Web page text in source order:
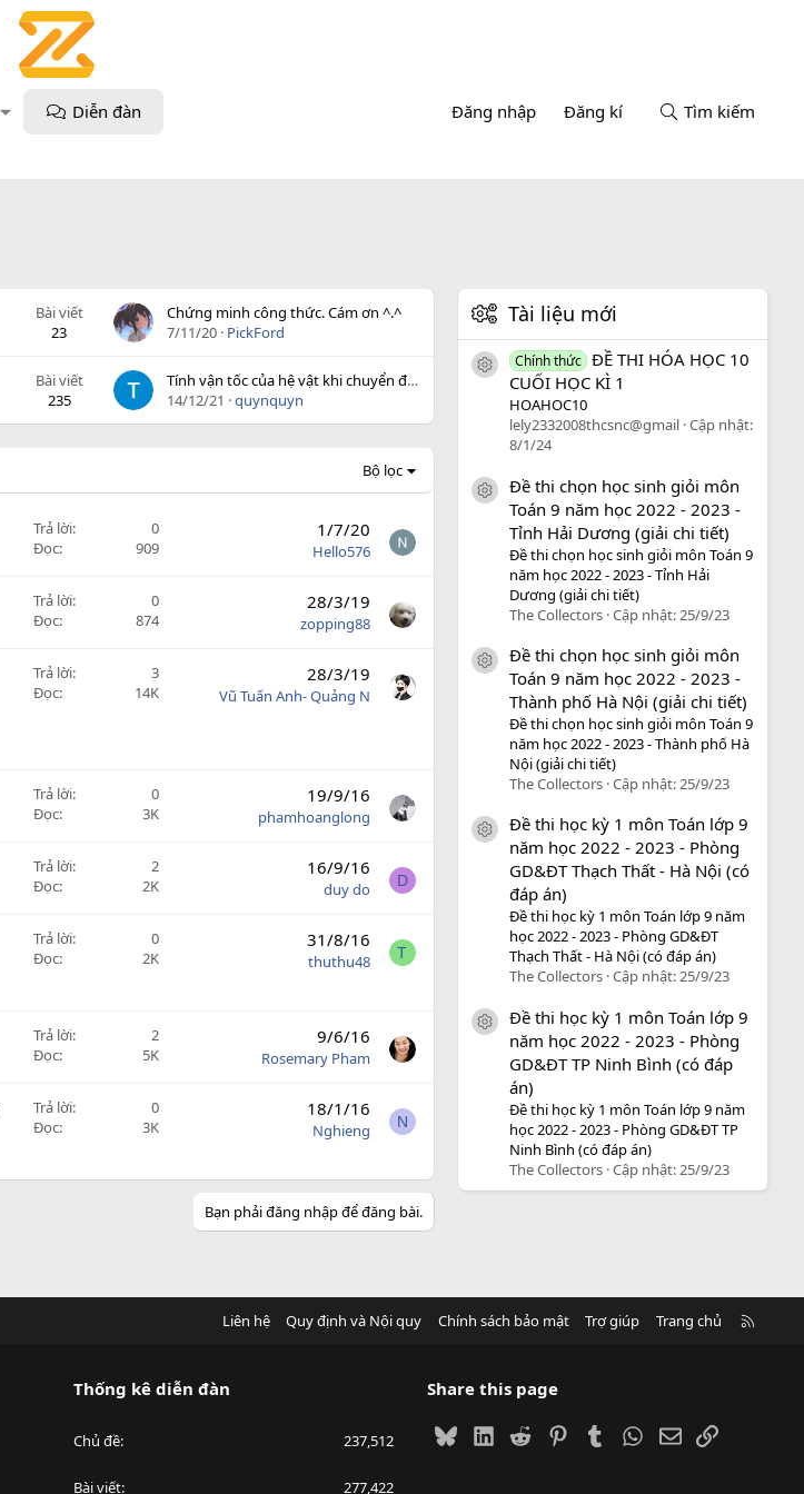
Diễn đàn Đăng nhập Đăng kí Tìm kiếm
Bài viết
23
Chứng minh công thức. Cám ơn ^.^
7/11/20 PickFord
Bài viết
235
Tính vận tốc của hệ vật khi chuyển động
14/12/21
quynquyn
Bộ lọc
Trả lời
0
Đọc
909
1/7/20
Hello576
Trả lời
0
Đọc
874
28/3/19
zopping88
Trả lời
3
Đọc
14K
28/3/19
Vũ Tuấn Anh- Quảng N
Trả lời
0
Đọc
3K
19/9/16
phamhoanglong
Trả lời
2
Đọc
2K
16/9/16
duy do D
Trả lời
0
Đọc
2K
31/8/16
thuthu48 T
Trả lời
2
Đọc
5K
9/6/16
Rosemary Pham
Trả lời
0
Đọc
3K
18/1/16
Nghieng N
Bạn phải đăng nhập để đăng bài.
Tài liệu mới
icon tài liệu
Chính thức ĐỀ THI HÓA HỌC 10
CUỐI HỌC KÌ 1
HOAHOC10
lely2332008thcsnc@gmail Cập nhật:
8/1/24
icon tài liệu
Đề thi chọn học sinh giỏi môn
Toán 9 năm học 2022 - 2023 -
Tỉnh Hải Dương (giải chi tiết)
Đề thi chọn học sinh giỏi môn Toán 9
năm học 2022 - 2023 - Tỉnh Hải
Dương (giải chi tiết)
The Collectors Cập nhật:25/9/23
icon tài liệu
Đề thi chọn học sinh giỏi môn
Toán 9 năm học 2022 - 2023 -
Thành phố Hà Nội (giải chi tiết)
Đề thi chọn học sinh giỏi môn Toán 9
năm học 2022 - 2023 - Thành phố Hà
Nội (giải chi tiết)
The Collectors Cập nhật:25/9/23
icon tài liệu
Đề thi học kỳ 1 môn Toán lớp 9
năm học 2022 - 2023 - Phòng
GD&ĐT Thạch Thất - Hà Nội (có
đáp án)
Đề thi học kỳ 1 môn Toán lớp 9 năm
học 2022 - 2023 - Phòng GD&ĐT
Thạch Thất - Hà Nội (có đáp án)
The Collectors Cập nhật:25/9/23
icon tài liệu
Đề thi học kỳ 1 môn Toán lớp 9
năm học 2022 - 2023 - Phòng
GD&ĐT TP Ninh Bình (có đáp
án)
Đề thi học kỳ 1 môn Toán lớp 9 năm
học 2022 - 2023 - Phòng GD&ĐT TP
Ninh Bình (có đáp án)
The Collectors Cập nhật: 25/9/23
Liên hệ Quy định và Nội quy Chính sách bảo mật Trợ giúp Trang chủ
Thống kê diễn đàn
Chủ đề 237,512
Bài viết 277,422
Share this page
BlueskyLinkedIn
Reddit PinterestTumblrWhatsApp
EmailLink